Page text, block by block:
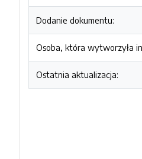
Dodanie dokumentu:
Osoba, która wytworzyła
Ostatnia aktualizacja: